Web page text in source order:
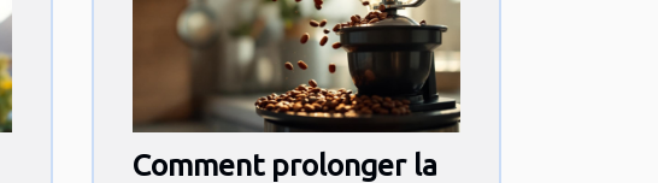
Comment prolonger la